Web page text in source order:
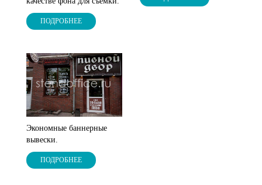
ПОДРОБНЕЕ
Экономные баннерные
вывески.
ПОДРОБНЕЕ